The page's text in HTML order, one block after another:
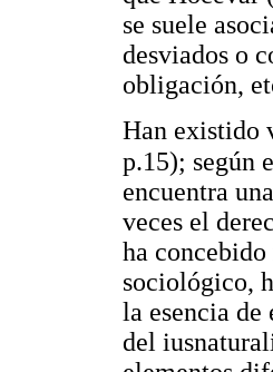
se suele
desviados o
obligación,
Han existido
p.15); según
encuentra
veces el
ha
sociológico,
la esencia de
del